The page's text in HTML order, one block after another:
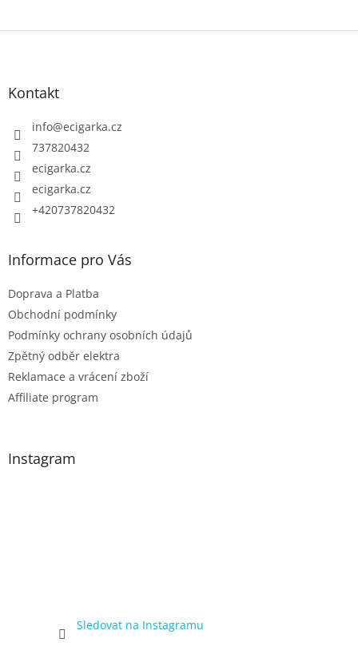
Kontakt
info@ecigarka.cz
737820432
ecigarka.cz
ecigarka.cz
+420737820432
Informace pro Vás
Doprava a Platba
Obchodní podmínky
Podmínky ochrany osobních údajů
Zpětný odběr elektra
Reklamace a vrácení zboží
Affiliate program
Instagram
Sledovat na Instagramu